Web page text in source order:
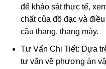
để khảo sát thực tế,
chất của đồ đạc và
cầu thang, thang máy.
Tư Vấn Chi Tiết: Dựa
tư vấn về phương án